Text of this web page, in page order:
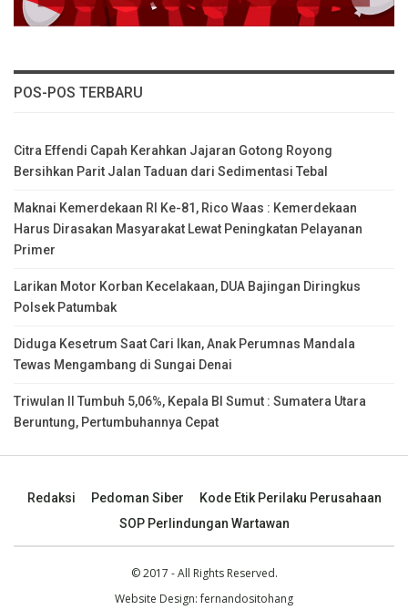
POS-POS TERBARU
Citra Effendi Capah Kerahkan Jajaran Gotong Royong
Bersihkan Parit Jalan Taduan dari Sedimentasi Tebal
Maknai Kemerdekaan RI Ke-81, Rico Waas : Kemerdekaan
Harus Dirasakan Masyarakat Lewat Peningkatan Pelayanan
Primer
Larikan Motor Korban Kecelakaan, DUA Bajingan Diringkus
Polsek Patumbak
Diduga Kesetrum Saat Cari Ikan, Anak Perumnas Mandala
Tewas Mengambang di Sungai Denai
Triwulan II Tumbuh 5,06%, Kepala BI Sumut : Sumatera Utara
Beruntung, Pertumbuhannya Cepat
Redaksi Pedoman Siber
Kode Etik Perilaku Perusahaan
SOP Perlindungan Wartawan
© 2017 - All Rights Reserved.
Website Design:fernandositohang